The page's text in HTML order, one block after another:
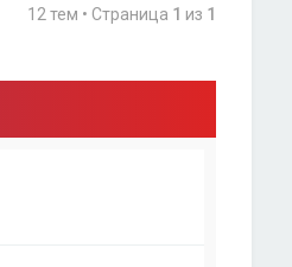
12 тем • Страница 1 из 1